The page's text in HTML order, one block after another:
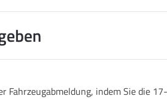
Fahrzeugabmeldung, indem Sie die